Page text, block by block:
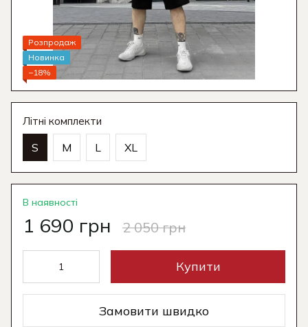
Розпродаж
Новинка
−18%
Літні комплекти
S M L XL
В наявності
1 690 грн 2 050 грн
Купити
Замовити швидко